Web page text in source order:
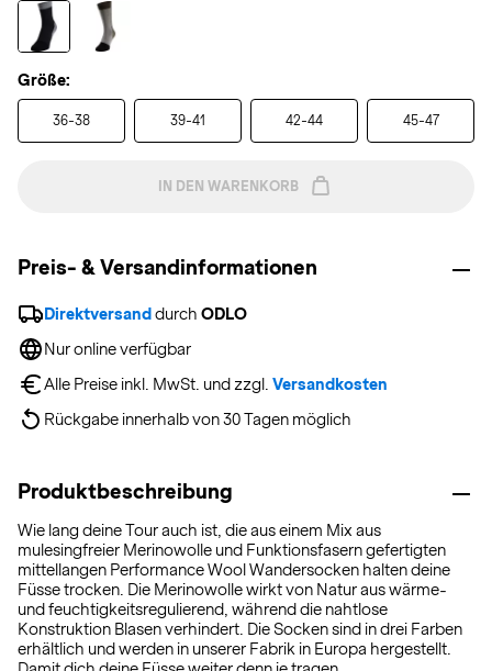
Größe:
36-38 39-41 42-44 45-47
IN DEN WARENKORB
Preis- & Versandinformationen
Direktversand durch ODLO
Nur online verfügbar
Alle Preise inkl. MwSt. und zzgl. Versandkosten
Rückgabe innerhalb von 30 Tagen möglich
Produktbeschreibung
Wie lang deine Tour auch ist, die aus einem Mix aus
mulesingfreier Merinowolle und Funktionsfasern gefertigten
mittellangen Performance Wool Wandersocken halten deine
Füsse trocken. Die Merinowolle wirkt von Natur aus wärme-
und feuchtigkeitsregulierend, während die nahtlose
Konstruktion Blasen verhindert. Die Socken sind in drei Farben
erhältlich und werden in unserer Fabrik in Europa hergestellt.